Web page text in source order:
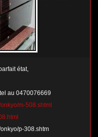
état,
au 0470076669
m-508.shtml
p-308.shtm